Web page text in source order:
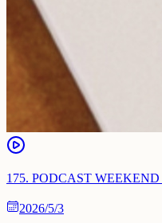
175. PODCAST
2026/5/3